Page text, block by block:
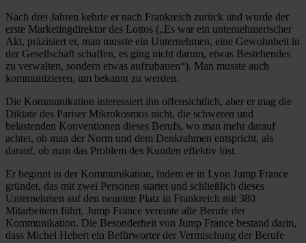
Nach drei Jahren kehrte er nach Frankreich zurück und wurde der
erste Marketingdirektor des Lottos („Es war ein unternehmerischer
Akt, präzisiert er, man musste ein Unternehmen, eine Gewohnheit in
der Gesellschaft schaffen, es ging nicht darum, etwas Bestehendes
zu verwalten, sondern etwas aufzubauen“). Man musste auch
kommunizieren, um bekannt zu werden.
Die Kommunikation interessiert ihn offensichtlich, aber er mag die
Diktate des Pariser Mikrokosmos nicht, die schweren und
belastenden Konventionen dieses Berufs, wo man mehr darauf
achtet, ob man der Norm und dem Denkrahmen entspricht, als
darauf, ob man das Problem des Kunden effektiv löst.
Er beginnt in der Kommunikation, indem er in Lyon Jump France
gründet, das mit zwei Personen startet und schließlich dieses
Unternehmen auf den neunten Platz in Frankreich mit 380
Mitarbeitern führt. Jump France vereinte alle Berufe der
Kommunikation. Die Besonderheit von Jump France bestand darin,
dass Michel Hebert ein Befürworter der Vermischung der Berufe